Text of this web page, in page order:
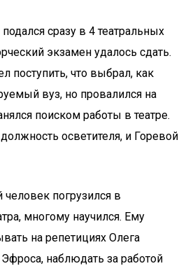
сразу в 4 театральных
экзамен удалось сдать.
поступить, что выбрал, как
вуз, но провалился на
поиском работы в театре.
осветителя, и Горевой
погрузился в
многому научился. Ему
на репетициях Олега
наблюдать за работой